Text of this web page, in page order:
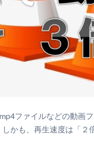
ファイルなどの動画
かも、再生速度は「２